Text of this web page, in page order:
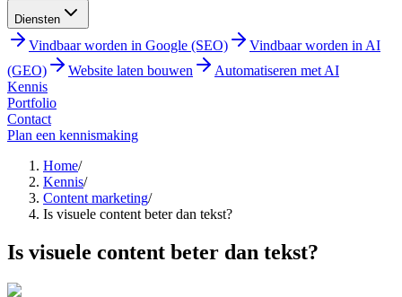
Diensten
Vindbaar worden in Google (SEO)
Vindbaar worden in AI
(GEO)
Website laten bouwen
Automatiseren met AI
Kennis
Portfolio
Contact
Plan een kennismaking
Home/
Kennis/
Content marketing/
Is visuele content beter dan tekst?
Is visuele content beter dan tekst?